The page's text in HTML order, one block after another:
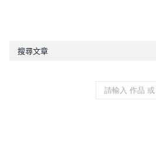
搜尋文章